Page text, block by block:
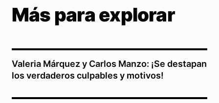
Más para explorar
Valeria Márquez y Carlos Manzo: ¡Se destapan
los verdaderos culpables y motivos!